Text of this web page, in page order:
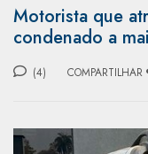
Motorista que
condenado a
(4) COMPARTILHAR